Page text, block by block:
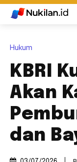
Hukum
KBRI
Akan
dan